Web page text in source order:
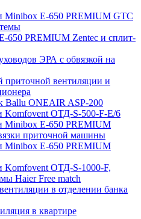
Minibox E-650 PREMIUM GTC
650 PREMIUM Zentec и сплит-
ЭРА с обвязкой на
вентиляции и
Ballu ONEAIR ASP-200
Komfovent ОТД-S-500-F-E/6
Minibox E-650 PREMIUM
приточной машины
Minibox E-650 PREMIUM
Komfovent ОТД-S-1000-F,
Haier Free match
в отделении банка
в квартире